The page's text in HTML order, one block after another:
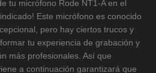
tu micrófono Rode NT1-A en el
Este micrófono es conocido
pero hay ciertos trucos y
tu experiencia de grabación y
más profesionales. Así que
a continuación garantizará que